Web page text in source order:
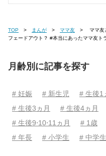
TOP まんが ママ友
フェードアウト？ #本当にあったママ友ト
月齢別に記事を探す
# 妊娠 # 新生児 # 生後1
# 生後3ヵ月
# 生後4ヵ月
# 生後9⋅10⋅11ヵ月
# 1歳
# 年長
# 小学生 # 中学生